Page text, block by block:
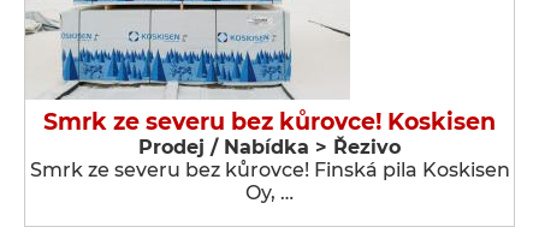
Smrk ze severu bez kůrovce! Koskisen
Prodej / Nabídka > Řezivo
Smrk ze severu bez kůrovce! Finská pila Koskisen
Oy, …